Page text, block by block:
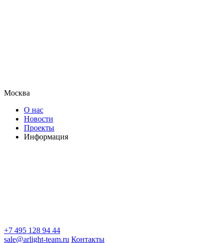
Москва
О нас
Новости
Проекты
Информация
+7 495 128 94 44
sale@arlight-team.ru Контакты